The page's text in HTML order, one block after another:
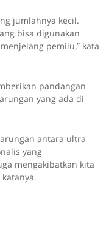
jumlahnya kecil.
bisa digunakan
pemilu,” kata
pandangan
yang ada di
antara ultra
yang
mengakibatkan kita